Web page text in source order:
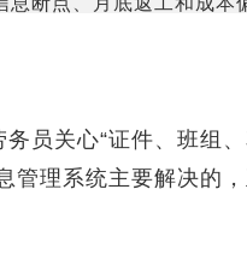
员关心“证件、班组
管理系统主要解决的